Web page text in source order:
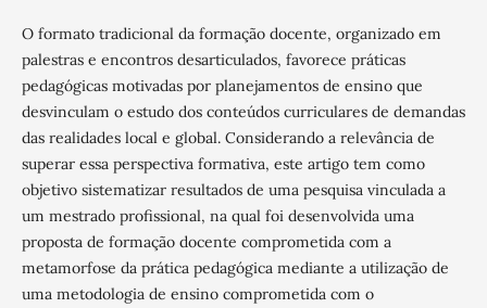
O formato tradicional da formação docente, organizado em
palestras e encontros desarticulados, favorece práticas
pedagógicas motivadas por planejamentos de ensino que
desvinculam o estudo dos conteúdos curriculares de demandas
das realidades local e global. Considerando a relevância de
superar essa perspectiva formativa, este artigo tem como
objetivo sistematizar resultados de uma pesquisa vinculada a
um mestrado profissional, na qual foi desenvolvida uma
proposta de formação docente comprometida com a
metamorfose da prática pedagógica mediante a utilização de
uma metodologia de ensino comprometida com o